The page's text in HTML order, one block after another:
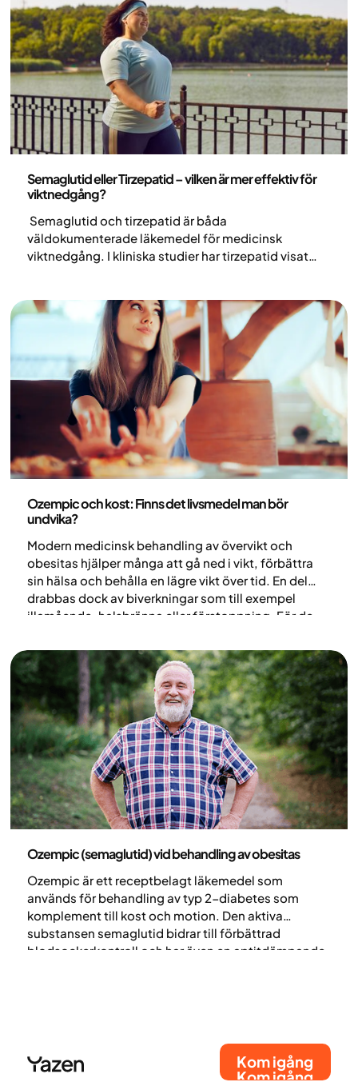
Semaglutid eller Tirzepatid – vilken är mer effektiv för
viktnedgång?
Semaglutid och tirzepatid är båda
väldokumenterade läkemedel för medicinsk
viktnedgång. I kliniska studier har tirzepatid visat
behandlingsval varierar. Val av behandling bör alltid
ske utifrån en individuell medicinsk bedömning
Ozempic och kost: Finns det livsmedel man bör
undvika?
Modern medicinsk behandling av övervikt och
obesitas hjälper många att gå ned i vikt, förbättra
sin hälsa och behålla en lägre vikt över tid. En del
drabbas dock av biverkningar som till exempel
illamående, halsbränna eller förstoppning. För de
och i samband med doshöjningar. Biverkningarna är
oftast milda och kan förebyggas.
Ozempic (semaglutid) vid behandling av obesitas
Ozempic är ett receptbelagt läkemedel som
används för behandling av typ 2-diabetes som
komplement till kost och motion. Den aktiva
substansen semaglutid bidrar till förbättrad
blodsockerkontroll och har även en aptitdämpande
Kom igång
Kom igång